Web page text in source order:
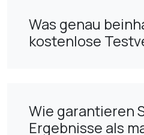
Was genau
kostenlose
Wie garantieren
Ergebnisse als